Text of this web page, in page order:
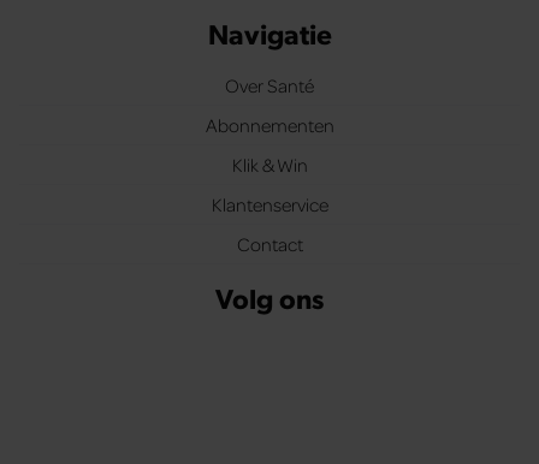
Navigatie
Over Santé
Abonnementen
Klik & Win
Klantenservice
Contact
Volg ons